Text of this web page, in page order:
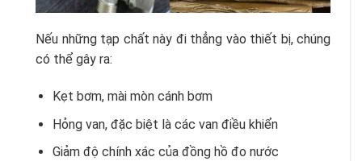
Nếu những tạp chất này đi thẳng vào thiết bị, chúng
có thể gây ra:
Kẹt bơm, mài mòn cánh bơm
Hỏng van, đặc biệt là các van điều khiển
Giảm độ chính xác của đồng hồ đo nước